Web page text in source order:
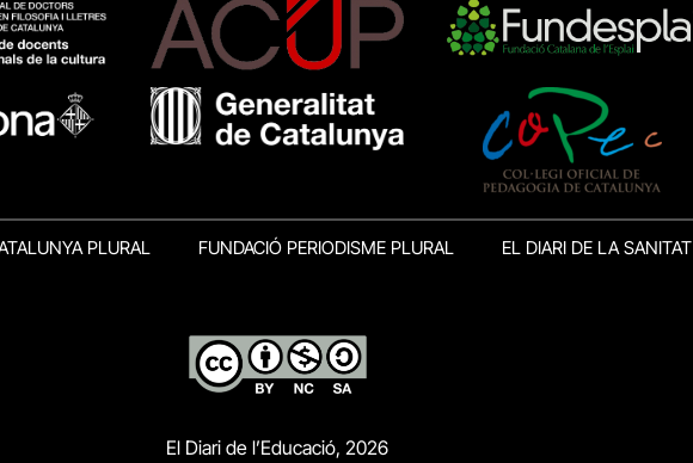
PLURAL FUNDACIÓ PERIODISME PLURAL EL DIARI DE LA SANITAT
El Diari de l’Educació, 2026